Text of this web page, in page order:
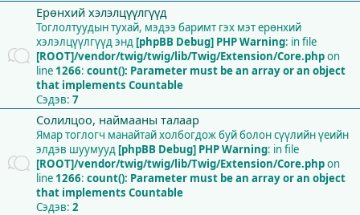
Ерөнхий хэлэлцүүлгүүд
Тоглолтуудын тухай, мэдээ баримт гэх мэт ерөнхий
хэлэлцүүлгүүд энд [phpBB Debug] PHP Warning: in file
[ROOT]/vendor/twig/twig/lib/Twig/Extension/Core.phpon
line 1266: count(): Parameter must be an array or an object
that implements Countable
Сэдэв: 7
Солилцоо, наймааны талаар
Ямар тоглогч манайтай холбогдож буй болон сүүлийн үеийн
элдэв шуумууд [phpBB Debug] PHP Warning: in file
[ROOT]/vendor/twig/twig/lib/Twig/Extension/Core.phpon
line 1266: count(): Parameter must be an array or an object
that implements Countable
Сэдэв: 2